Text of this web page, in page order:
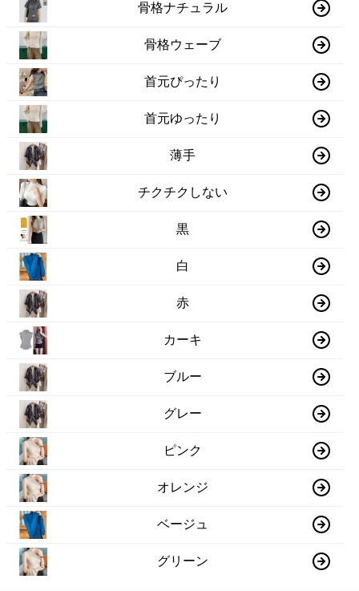
骨格ナチュラル
骨格ウェーブ
首元ぴったり
首元ゆったり
薄手
チクチクしない
黒
白
赤
カーキ
ブルー
グレー
ピンク
オレンジ
ベージュ
グリーン